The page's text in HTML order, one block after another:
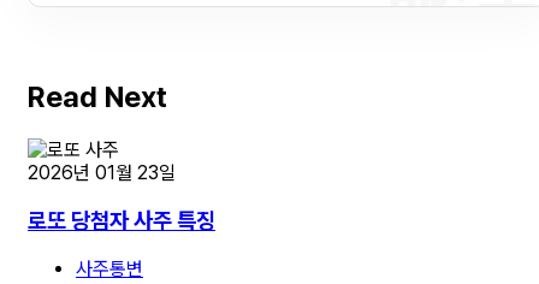
Read Next
2026년 01월 23일
로또 당첨자 사주 특징
사주통변